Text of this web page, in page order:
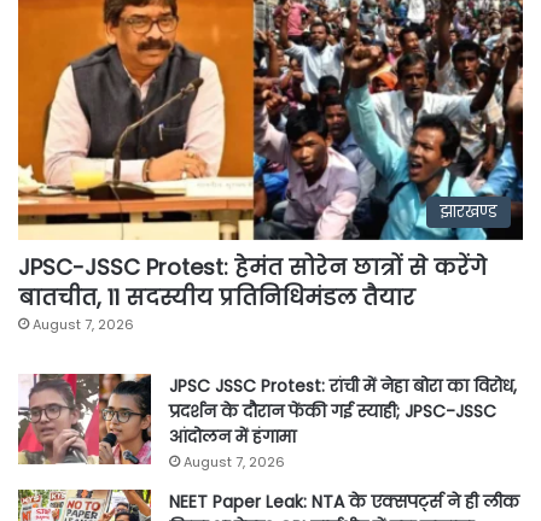
झारखण्ड
JPSC-JSSC Protest: हेमंत सोरेन छात्रों से करेंगे
बातचीत, 11 सदस्यीय प्रतिनिधिमंडल तैयार
August 7, 2026
JPSC JSSC Protest: रांची में नेहा बोरा का विरोध,
प्रदर्शन के दौरान फेंकी गई स्याही; JPSC-JSSC
आंदोलन में हंगामा
August 7, 2026
NEET Paper Leak: NTA के एक्सपर्ट्स ने ही लीक